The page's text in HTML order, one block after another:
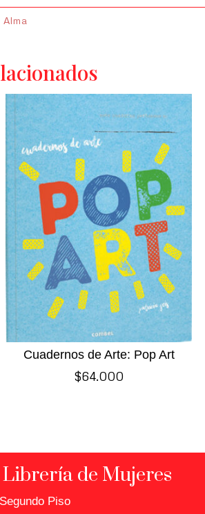
Alma
Cuadernos de Arte: Pop Art
$64.000
Librería de Mujeres
Piso